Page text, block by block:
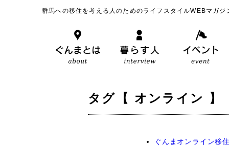
群馬への移住を考える人のためのライフスタイルWEBマガジ
タグ【 オンライン
ぐんまオンライン移